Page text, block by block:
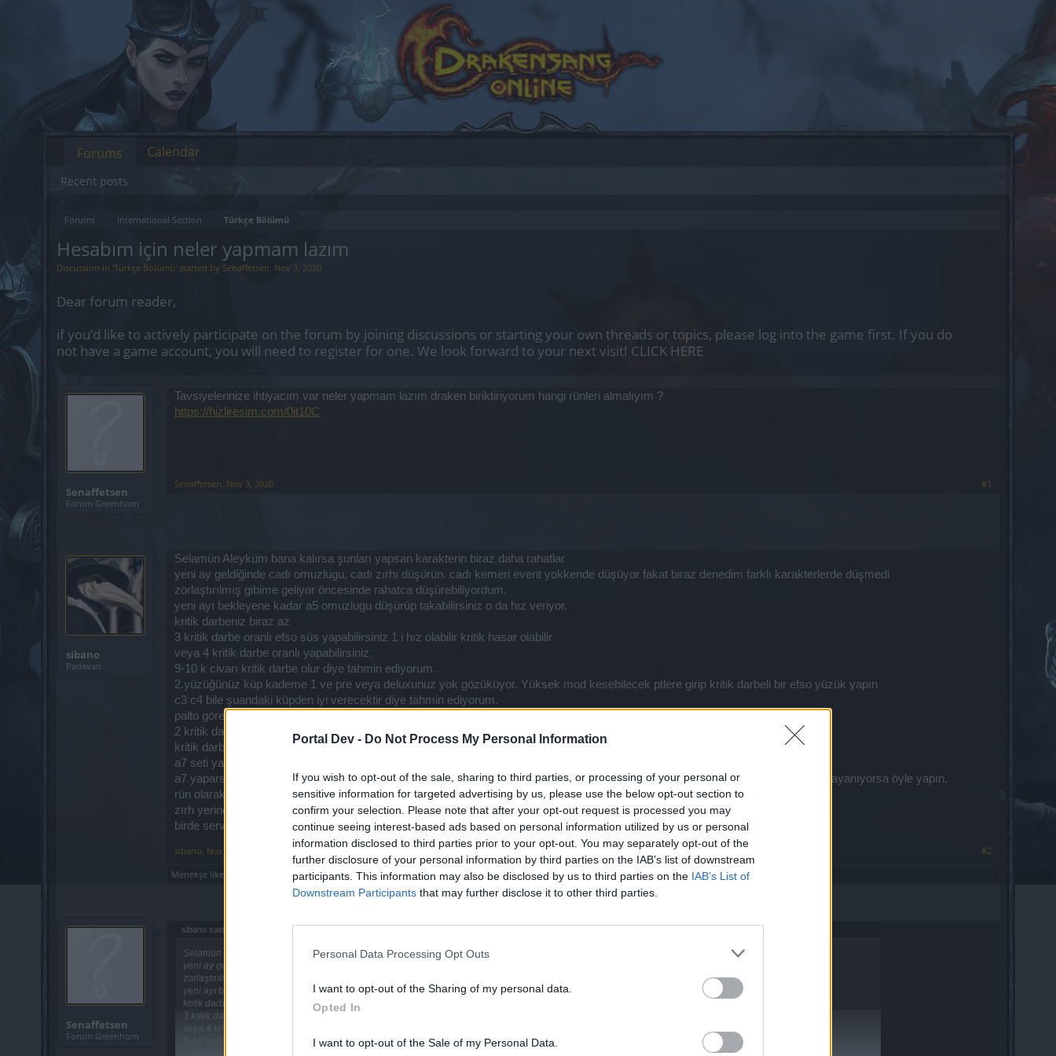
Portal Dev - Do Not Process My Personal Information
If you wish to opt-out of the sale, sharing to third parties, or processing of your personal or
sensitive information for targeted advertising by us, please use the below opt-out section to
confirm your selection. Please note that after your opt-out request is processed you may
continue seeing interest-based ads based on personal information utilized by us or personal
information disclosed to third parties prior to your opt-out. You may separately opt-out of the
further disclosure of your personal information by third parties on the IAB’s list of downstream
participants. This information may also be disclosed by us to third parties on the IAB’s List of
Downstream Participants that may further disclose it to other third parties.
Personal Data Processing Opt Outs
I want to opt-out of the Sharing of my personal data.
Opted In
I want to opt-out of the Sale of my Personal Data.
Forums International Section Türkçe Bölümü
Hesabım için neler yapmam lazım
Discussion in 'Türkçe Bölümü' started by Senaffetsen, Nov 3, 2020.
Dear forum reader,
if you’d like to actively participate on the forum by joining discussions or starting your own threads or topics, please log into the game first. If you do
not have a game account, you will need to register for one. We look forward to your next visit! CLICK HERE
Senaffetsen
Forum Greenhorn
Tavsiyelerinize ihtiyacım var neler yapmam lazım draken biriktiriyorum hangi rünleri almalıyım ?
https://hizliresim.com/0it10C
Senaffetsen, Nov 3, 2020 #1
sibano
Padavan
Selamün Aleyküm bana kalırsa şunları yapsan karakterin biraz daha rahatlar
yeni ay geldiğinde cadı omuzlugu, cadı zırhı düşürün. cadı kemeri event yokkende düşüyor fakat biraz denedim farklı karakterlerde düşmedi
zorlaştırılmış gibime geliyor öncesinde rahatca düşürebiliyordum.
yeni ayı bekleyene kadar a5 omuzlugu düşürüp takabilirsiniz o da hız veriyor.
kritik darbeniz biraz az
3 kritik darbe oranlı efso süs yapabilirsiniz 1 i hız olabilir kritik hasar olabilir
veya 4 kritik darbe oranlı yapabilirsiniz.
9-10 k civarı kritik darbe olur diye tahmin ediyorum.
2.yüzüğünüz küp kademe 1 ve pre veya deluxunuz yok gözüküyor. Yüksek mod kesebilecek ptlere girip kritik darbeli bir efso yüzük yapın
c3 c4 bile şuandaki küpden iyi verecektir diye tahmin ediyorum.
palto görevinizi yapıp paltonuzu az bir miktarda çoğaltma harcıyarak yükseltebileceğiniz en yüksek sayıya çekiniz.
2 kritik darbe 2 hasar bir kask yapabilirsiniz veya 4 hasar yapabilirsiniz.
kritik darbe peti yapıp hasarınıza yakın şekilde tutup ölümcüle kadar kesebilirsiniz rahatca
a7 seti yapmanızı veya kanlı oyma yapmanızı tavsiye ederim kanlı oyma hakkında pek bilgim yok
a7 yaparsanız eldiveni çıkarıp a7 eldiveni takmanız gerekcek. bu da dragan setini bozuyor işinize nasıl rahat geliyorsa karakter dayanıyorsa öyle yapın.
rün olarak bana kalırsa direnç ve sağlık rünü alın
zırh yerine idarelik a1 zırhı takabilirsiniz o da magelerin işine yarıyordu diye biliyorum (taktığınızda aktarma yoksa).
birde serverinizi söylerseniz aynı serverde isek yardımcı olmaya çalışırım.
sibano, Nov 3, 2020
#2
Menekşe likes this.
Senaffetsen
Forum Greenhorn
sibano said:
Selamün Aleyküm bana kalırsa şunları yapsan karakterin biraz daha rahatlar
yeni ay geldiğinde cadı omuzlugu, cadı zırhı düşürün. cadı kemeri event yokkende düşüyor fakat biraz denedim farklı karakterlerde düşmedi
zorlaştırılmış gibime geliyor öncesinde rahatca düşürebiliyordum.
yeni ayı bekleyene kadar a5 omuzlugu düşürüp takabilirsiniz o da hız veriyor.
kritik darbeniz biraz az
3 kritik darbe oranlı efso süs yapabilirsiniz 1 i hız olabilir kritik hasar olabilir
veya 4 kritik darbe oranlı yapabilirsiniz.
9-10 k civarı kritik darbe olur diye tahmin ediyorum.
2.yüzüğünüz küp kademe 1 ve pre veya deluxunuz yok gözüküyor. Yüksek mod kesebilecek ptlere girip kritik darbeli bir efso yüzük yapın
Forums
Recent posts
Calendar